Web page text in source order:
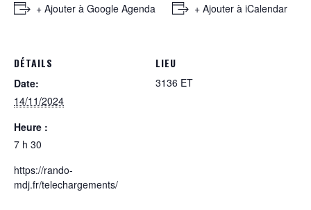
+ Ajouter à Google Agenda + Ajouter à iCalendar
DÉTAILS
Date:
14/11/2024
Heure :
7 h 30
https://rando-
mdj.fr/telechargements/
LIEU
3136 ET